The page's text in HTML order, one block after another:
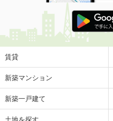
賃貸
新築マンション
新築一戸建て